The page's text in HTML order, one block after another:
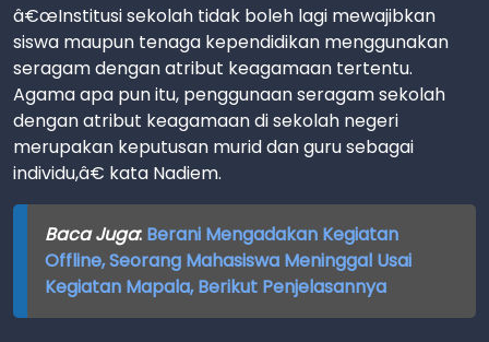
â€œInstitusi sekolah tidak boleh lagi mewajibkan
siswa maupun tenaga kependidikan menggunakan
seragam dengan atribut keagamaan tertentu.
Agama apa pun itu, penggunaan seragam sekolah
dengan atribut keagamaan di sekolah negeri
merupakan keputusan murid dan guru sebagai
individu,â€ kata Nadiem.
Baca Juga: Berani Mengadakan Kegiatan
Offline, Seorang Mahasiswa Meninggal Usai
Kegiatan Mapala, Berikut Penjelasannya